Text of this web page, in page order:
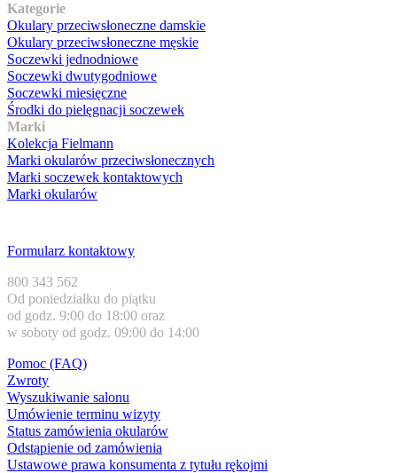
Kategorie
Okulary przeciwsłoneczne damskie
Okulary przeciwsłoneczne męskie
Soczewki jednodniowe
Soczewki dwutygodniowe
Soczewki miesięczne
Środki do pielęgnacji soczewek
Marki
Kolekcja Fielmann
Marki okularów przeciwsłonecznych
Marki soczewek kontaktowych
Marki okularów
Formularz kontaktowy
800 343 562
Od poniedziałku do piątku
od godz. 9:00 do 18:00 oraz
w soboty od godz. 09:00 do 14:00
Pomoc (FAQ)
Zwroty
Wyszukiwanie salonu
Umówienie terminu wizyty
Status zamówienia okularów
Odstąpienie od zamówienia
Ustawowe prawa konsumenta z tytułu rękojmi